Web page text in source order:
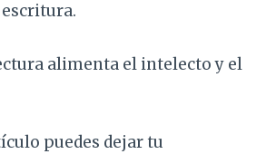
alimenta el intelecto y el
puedes dejar tu